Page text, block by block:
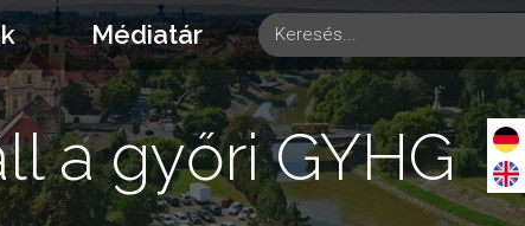
Médiatár
a győri GYHG